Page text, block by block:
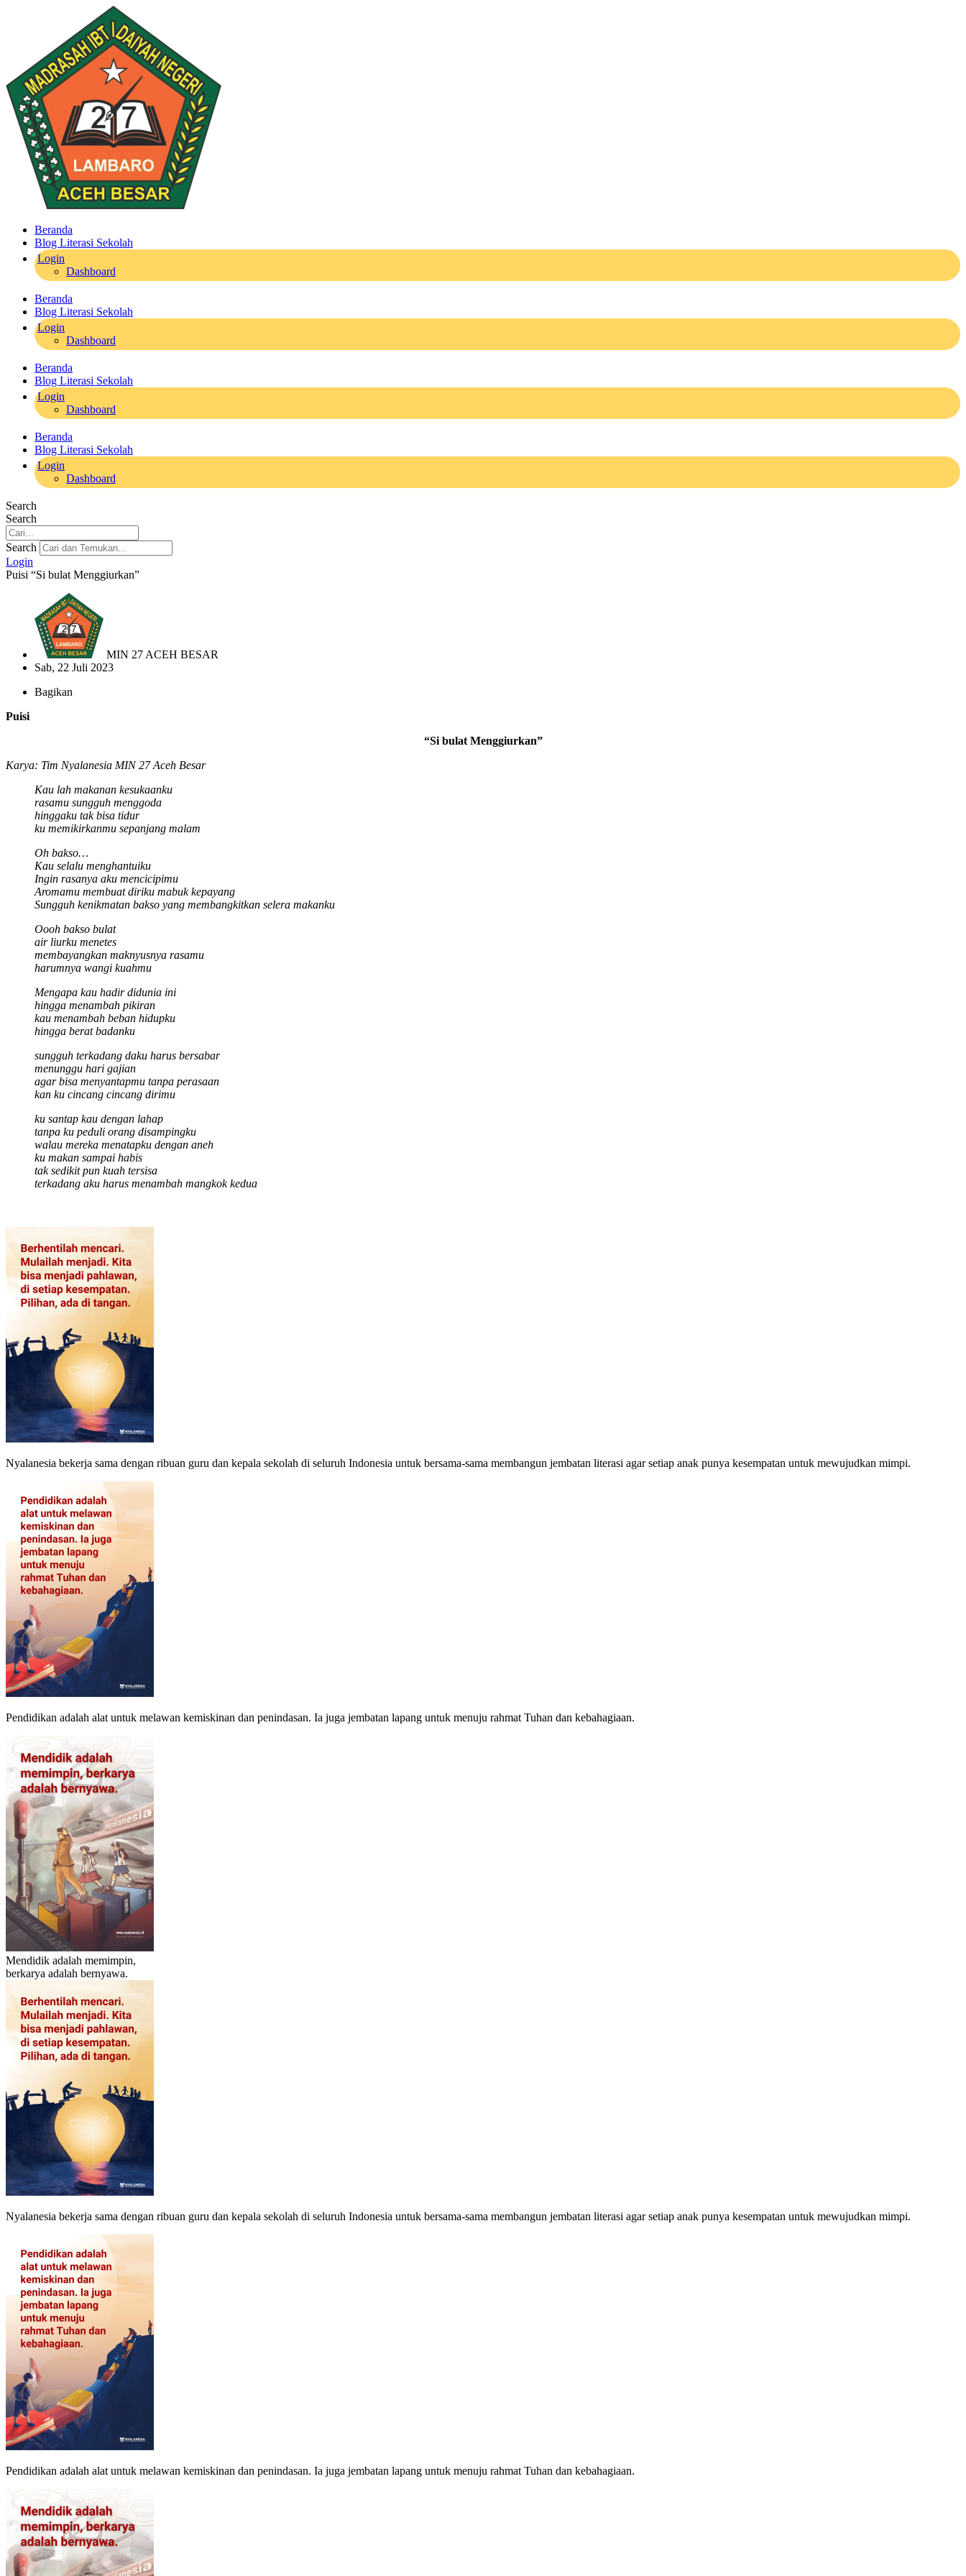
Beranda
Blog Literasi Sekolah
Login
Dashboard
Beranda
Blog Literasi Sekolah
Login
Dashboard
Beranda
Blog Literasi Sekolah
Login
Dashboard
Beranda
Blog Literasi Sekolah
Login
Dashboard
Search
Search
Search
Login
Puisi “Si bulat Menggiurkan”
MIN 27 ACEH BESAR
Sab, 22 Juli 2023
Bagikan
Puisi
“Si bulat Menggiurkan”
Karya: Tim Nyalanesia MIN 27 Aceh Besar
Kau lah makanan kesukaanku
rasamu sungguh menggoda
hinggaku tak bisa tidur
ku memikirkanmu sepanjang malam
Oh bakso…
Kau selalu menghantuiku
Ingin rasanya aku mencicipimu
Aromamu membuat diriku mabuk kepayang
Sungguh kenikmatan bakso yang membangkitkan selera makanku
Oooh bakso bulat
air liurku menetes
membayangkan maknyusnya rasamu
harumnya wangi kuahmu
Mengapa kau hadir didunia ini
hingga menambah pikiran
kau menambah beban hidupku
hingga berat badanku
sungguh terkadang daku harus bersabar
menunggu hari gajian
agar bisa menyantapmu tanpa perasaan
kan ku cincang cincang dirimu
ku santap kau dengan lahap
tanpa ku peduli orang disampingku
walau mereka menatapku dengan aneh
ku makan sampai habis
tak sedikit pun kuah tersisa
terkadang aku harus menambah mangkok kedua
Nyalanesia bekerja sama dengan ribuan guru dan kepala sekolah di seluruh Indonesia untuk bersama-sama membangun jembatan literasi agar setiap anak punya kesempatan untuk mewujudkan mimpi.
Pendidikan adalah alat untuk melawan kemiskinan dan penindasan. Ia juga jembatan lapang untuk menuju rahmat Tuhan dan kebahagiaan.
Mendidik adalah memimpin,
berkarya adalah bernyawa.
Nyalanesia bekerja sama dengan ribuan guru dan kepala sekolah di seluruh Indonesia untuk bersama-sama membangun jembatan literasi agar setiap anak punya kesempatan untuk mewujudkan mimpi.
Pendidikan adalah alat untuk melawan kemiskinan dan penindasan. Ia juga jembatan lapang untuk menuju rahmat Tuhan dan kebahagiaan.